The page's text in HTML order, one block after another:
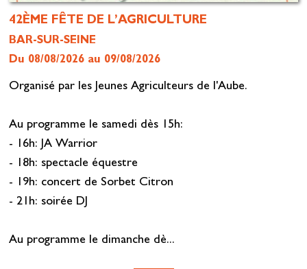
42ÈME FÊTE DE L’AGRICULTURE
BAR-SUR-SEINE
Du 08/08/2026 au 09/08/2026
Organisé par les Jeunes Agriculteurs de l'Aube.
Au programme le samedi dès 15h:
- 16h: JA Warrior
- 18h: spectacle équestre
- 19h: concert de Sorbet Citron
- 21h: soirée DJ
Au programme le dimanche dè...